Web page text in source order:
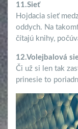
11.Sieť
Hojdacia sieť
oddych. Na
čítajú knihy,
12.Volejbalová
Či už si len tak
prinesie to